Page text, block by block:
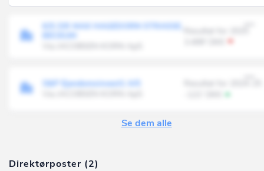
K/S DR MAX HAGEDORN STRASSE,
S&P Ejendomsinvest1 A/S
Se dem alle
Direktørposter (2)